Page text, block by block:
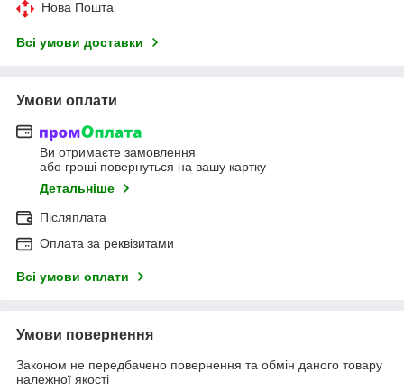
Нова Пошта
Всі умови доставки
Умови оплати
Ви отримаєте замовлення
або гроші повернуться на вашу картку
Детальніше
Післяплата
Оплата за реквізитами
Всі умови оплати
Умови повернення
Законом не передбачено повернення та обмін даного товару
належної якості